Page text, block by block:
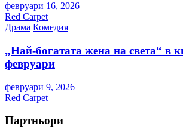
февруари 16, 2026
Red Carpet
Драма Комедия
„Най-богатата жена на света“ в
февруари
февруари 9, 2026
Red Carpet
Партньори